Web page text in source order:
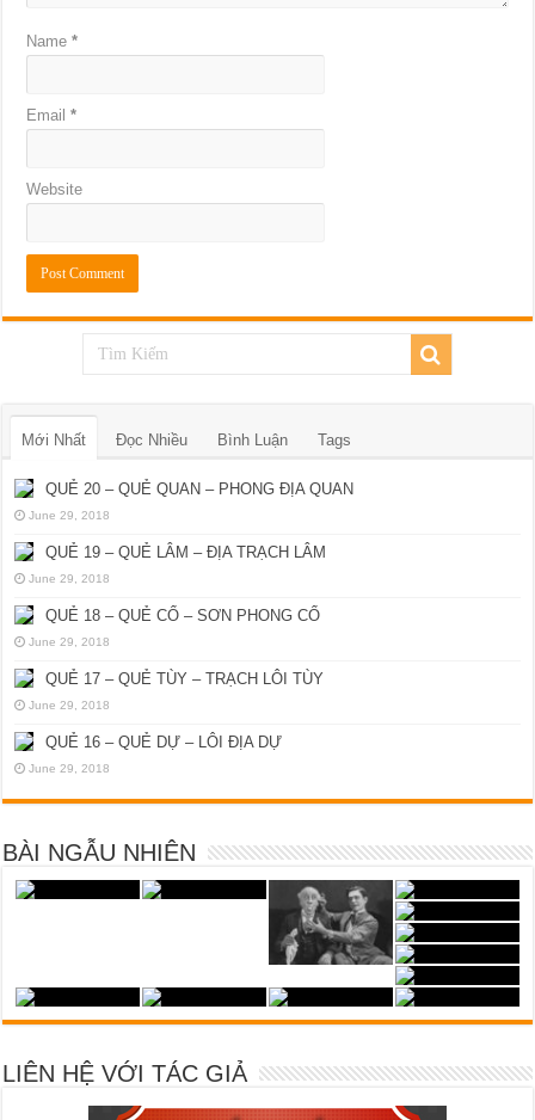
Name*
Email*
Website
Mới Nhất Đọc Nhiều Bình Luận Tags
QUẺ 20 – QUẺ QUAN – PHONG ĐỊA QUAN
June 29, 2018
QUẺ 19 – QUẺ LÂM – ĐỊA TRẠCH LÂM
June 29, 2018
QUẺ 18 – QUẺ CỔ – SƠN PHONG CỔ
June 29, 2018
QUẺ 17 – QUẺ TÙY – TRẠCH LÔI TÙY
June 29, 2018
QUẺ 16 – QUẺ DỰ – LÔI ĐỊA DỰ
June 29, 2018
BÀI NGẪU NHIÊN
LIÊN HỆ VỚI TÁC GIẢ